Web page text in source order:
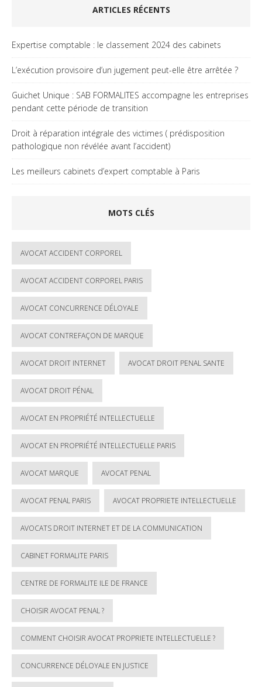
ARTICLES RÉCENTS
Expertise comptable : le classement 2024 des cabinets
L’exécution provisoire d’un jugement peut-elle être arrêtée ?
Guichet Unique : SAB FORMALITES accompagne les entreprises
pendant cette période de transition
Droit à réparation intégrale des victimes ( prédisposition
pathologique non révélée avant l’accident)
Les meilleurs cabinets d’expert comptable à Paris
MOTS CLÉS
AVOCAT ACCIDENT CORPOREL
AVOCAT ACCIDENT CORPOREL PARIS
AVOCAT CONCURRENCE DÉLOYALE
AVOCAT CONTREFAÇON DE MARQUE
AVOCAT DROIT INTERNET AVOCAT DROIT PENAL SANTE
AVOCAT DROIT PÉNAL
AVOCAT EN PROPRIÉTÉ INTELLECTUELLE
AVOCAT EN PROPRIÉTÉ INTELLECTUELLE PARIS
AVOCAT MARQUE AVOCAT PENAL
AVOCAT PENAL PARIS AVOCAT PROPRIETE INTELLECTUELLE
AVOCATS DROIT INTERNET ET DE LA COMMUNICATION
CABINET FORMALITE PARIS
CENTRE DE FORMALITE ILE DE FRANCE
CHOISIR AVOCAT PENAL ?
COMMENT CHOISIR AVOCAT PROPRIETE INTELLECTUELLE ?
CONCURRENCE DÉLOYALE EN JUSTICE